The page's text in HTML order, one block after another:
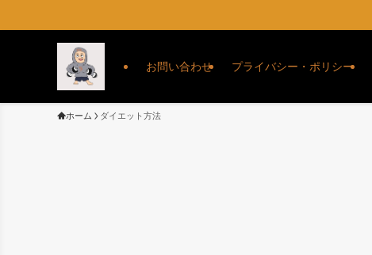
お問い合わせ プライバシー・ポリシー
ホーム ダイエット方法